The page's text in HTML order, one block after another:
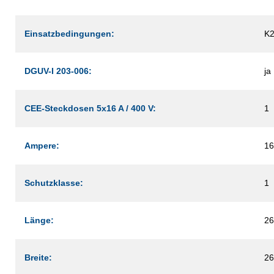
Einsatzbedingungen: K2
DGUV-I 203-006: ja
CEE-Steckdosen 5x16 A / 400 V: 1
Ampere:
Schutzklasse: 1
Länge:
Breite: